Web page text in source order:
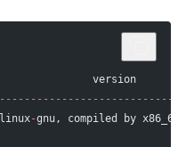
version
linux-gnu, compiled by